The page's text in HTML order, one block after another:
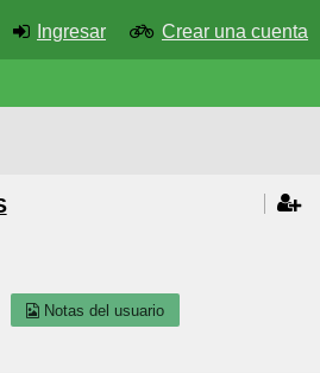
Ingresar Crear una cuenta
Notas del usuario